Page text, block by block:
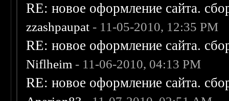
RE: новое оформление сайта.
zzashpaupat - 11-05-2010, 12:35 PM
RE: новое оформление сайта.
Niflheim - 11-06-2010, 04:13 PM
RE: новое оформление сайта.